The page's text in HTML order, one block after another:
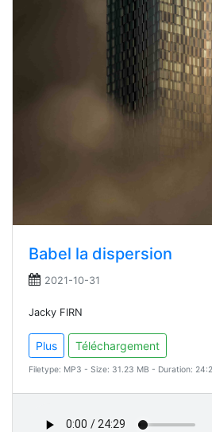
Babel la dispersion
2021-10-31
Jacky FIRN
Plus Téléchargement
Filetype: MP3 - Size: 31.23 MB - Duration: